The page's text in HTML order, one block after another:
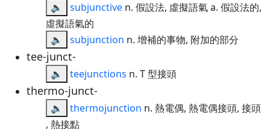
🔈 subjunctive n. 假設法, 虛擬語氣 a. 假設法的,
虛擬語氣的
🔈
subjunction n. 增補的事物, 附加的部分
tee-junct-
🔈 teejunctions n. T 型接頭
thermo-junct-
🔈 thermojunction n. 熱電偶, 熱電偶接頭, 接頭
, 熱接點